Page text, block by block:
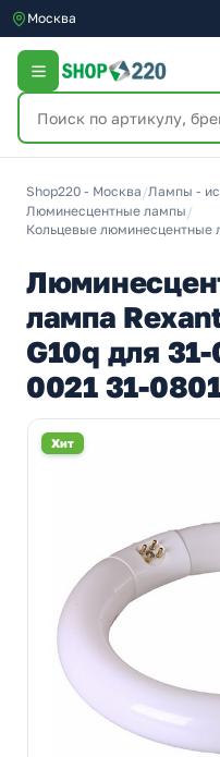
Москва
Shop220 - Москва /Лампы -
Люминесцентные лампы /
Кольцевые люминесцентные
лампа
G10q для
0021 31-
Хит